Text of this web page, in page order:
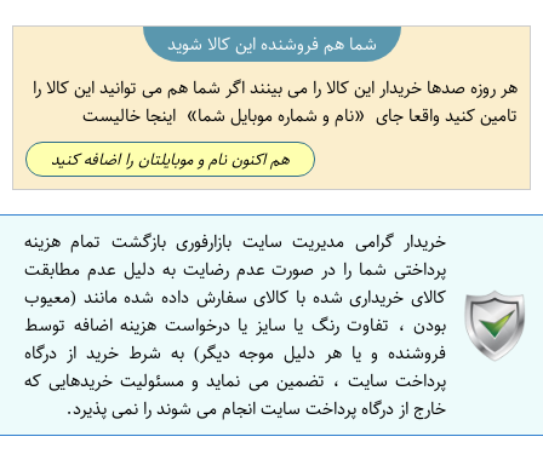
شما هم فروشنده این کالا شوید
هر روزه صدها خریدار این کالا را می بینند اگر شما هم می توانید این کالا را
تامین کنید واقعا جای
نام و شماره موبایل شما اینجا خالیست
هم اکنون نام و موبایلتان را اضافه کنید
خریدار گرامی مدیریت سایت بازارفوری بازگشت تمام هزینه
پرداختی شما را در صورت عدم رضایت به دلیل عدم مطابقت
کالای خریداری شده با کالای سفارش داده شده مانند (معیوب
بودن ، تفاوت رنگ یا سایز یا درخواست هزینه اضافه توسط
فروشنده و یا هر دلیل موجه دیگر) به شرط خرید از درگاه
پرداخت سایت ، تضمین می نماید و مسئولیت خریدهایی که
خارج از درگاه پرداخت سایت انجام می شوند را نمی پذیرد.